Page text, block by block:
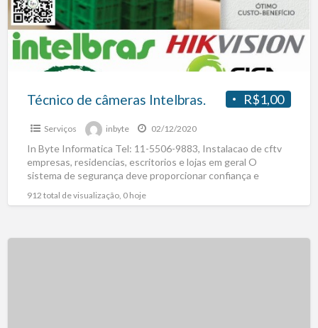
R$1,00
Técnico de câmeras Intelbras.
Serviços inbyte 02/12/2020
In Byte Informatica Tel: 11-5506-9883, Instalacao de cftv
empresas, residencias, escritorios e lojas em geral O
sistema de segurança deve proporcionar confiança e
912 total de visualização, 0 hoje